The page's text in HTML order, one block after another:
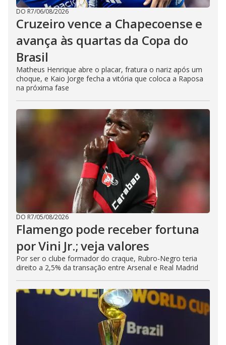
DO R7/06/08/2026
Cruzeiro vence a Chapecoense e
avança às quartas da Copa do
Brasil
Matheus Henrique abre o placar, fratura o nariz após um
choque, e Kaio Jorge fecha a vitória que coloca a Raposa
na próxima fase
DO R7/05/08/2026
Flamengo pode receber fortuna
por Vini Jr.; veja valores
Por ser o clube formador do craque, Rubro-Negro teria
direito a 2,5% da transação entre Arsenal e Real Madrid